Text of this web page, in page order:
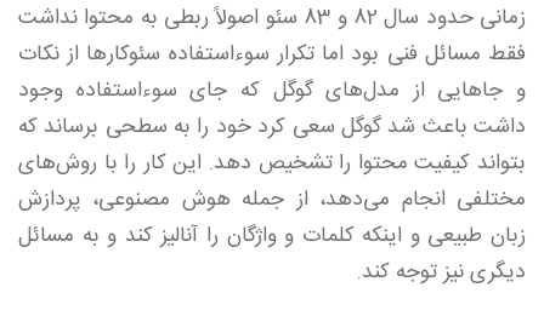
زمانی حدود سال 82 و 83 سئو اصولاً ربطی به محتوا نداشت
فقط مسائل فنی بود اما تکرار سوءاستفاده سئوکارها از نکات
و جاهایی از مدل‌های گوگل که جای سوء‌استفاده وجود
داشت باعث شد گوگل سعی کرد خود را به سطحی برساند که
بتواند کیفیت محتوا را تشخیص دهد. این کار را با روش‌های
مختلفی انجام می‌دهد، از جمله هوش مصنوعی، پردازش
زبان طبیعی و اینکه کلمات و واژگان را آنالیز کند و به مسائل
دیگری نیز توجه کند.